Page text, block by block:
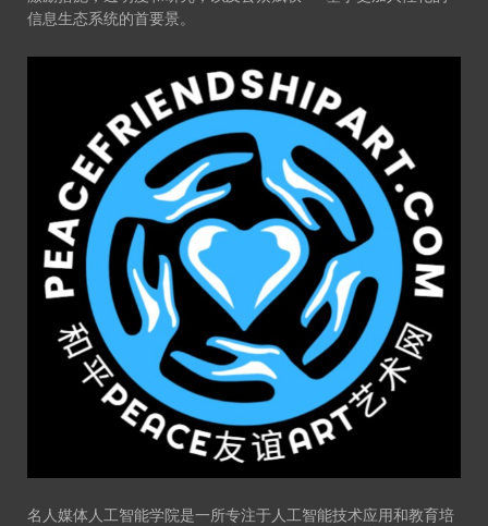
信息生态系统的首要景。
名人媒体人工智能学院是一所专注于人工智能技术应用和教育培